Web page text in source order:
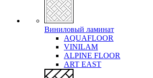
Виниловый ламинат
AQUAFLOOR
VINILAM
ALPINE FLOOR
ART EAST